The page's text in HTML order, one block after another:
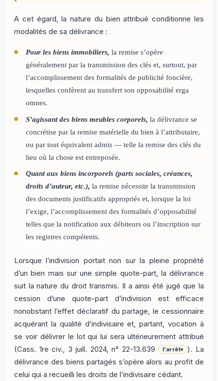
A cet égard, la nature du bien attribué conditionne les
modalités de sa délivrance :
Pour les biens immobiliers, la remise s’opère
généralement par la transmission des clés et, surtout, par
l’accomplissement des formalités de publicité foncière,
lesquelles confèrent au transfert son opposabilité erga
omnes.
S’agissant des biens meubles corporels, la délivrance se
concrétise par la remise matérielle du bien à l’attributaire,
ou par tout équivalent admis — telle la remise des clés du
lieu où la chose est entreposée.
Quant aux biens incorporels (parts sociales, créances,
droits d’auteur, etc.), la remise nécessite la transmission
des documents justificatifs appropriés et, lorsque la loi
l’exige, l’accomplissement des formalités d’opposabilité
telles que la notification aux débiteurs ou l’inscription sur
les registres compétents.
Lorsque l’indivision portait non sur la pleine propriété
d’un bien mais sur une simple quote-part, la délivrance
suit la nature du droit transmis. Il a ainsi été jugé que la
cession d’une quote-part d’indivision est efficace
nonobstant l’effet déclaratif du partage, le cessionnaire
acquérant la qualité d’indivisaire et, partant, vocation à
se voir délivrer le lot qui lui sera ultérieurement attribué
(Cass. 1re civ., 3 juill. 2024, n° 22-13.639
l'arrêt▾
). La
délivrance des biens partagés s’opère alors au profit de
celui qui a recueilli les droits de l’indivisaire cédant.